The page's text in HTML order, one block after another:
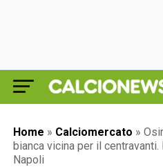
Home » Calciomercato »
bianca vicina per il
Napoli